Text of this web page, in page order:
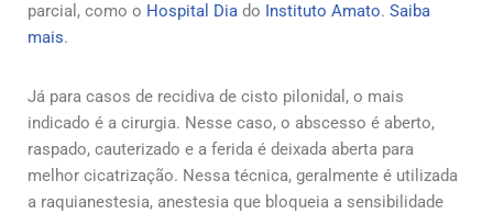
parcial, como o Hospital Dia do Instituto Amato. Saiba
mais.
Já para casos de recidiva de cisto pilonidal, o mais
indicado é a cirurgia. Nesse caso, o abscesso é aberto,
raspado, cauterizado e a ferida é deixada aberta para
melhor cicatrização. Nessa técnica, geralmente é utilizada
a raquianestesia, anestesia que bloqueia a sensibilidade